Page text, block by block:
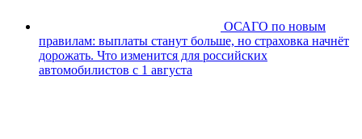
ОСАГО по новым
правилам: выплаты станут больше, но страховка начнёт
дорожать. Что изменится для российских
автомобилистов с 1 августа